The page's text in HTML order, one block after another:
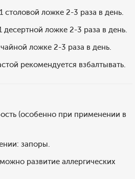
столовой ложке 2-3 раза в день.
десертной ложке 2-3 раза в день.
ложке 2-3 раза в день.
рекомендуется взбалтывать.
(особенно при применении в
запоры.
развитие аллергических